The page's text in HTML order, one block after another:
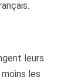
leurs
les